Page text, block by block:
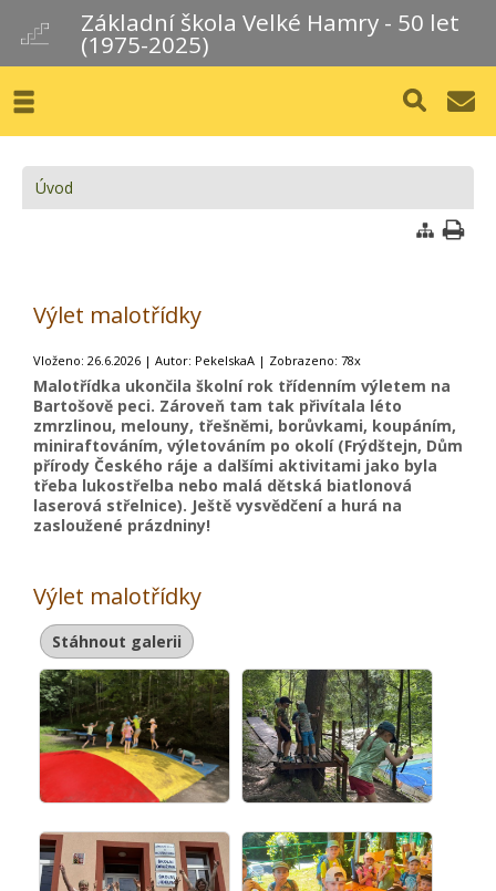
Základní škola Velké Hamry - 50 let
(1975-2025)
Úvod
Výlet malotřídky
Vloženo: 26.6.2026 | Autor: PekelskaA | Zobrazeno: 78x
Malotřídka ukončila školní rok třídenním výletem na
Bartošově peci. Zároveň tam tak přivítala léto
zmrzlinou, melouny, třešněmi, borůvkami, koupáním,
miniraftováním, výletováním po okolí (Frýdštejn, Dům
přírody Českého ráje a dalšími aktivitami jako byla
třeba lukostřelba nebo malá dětská biatlonová
laserová střelnice). Ještě vysvědčení a hurá na
zasloužené prázdniny!
Výlet malotřídky
Stáhnout galerii